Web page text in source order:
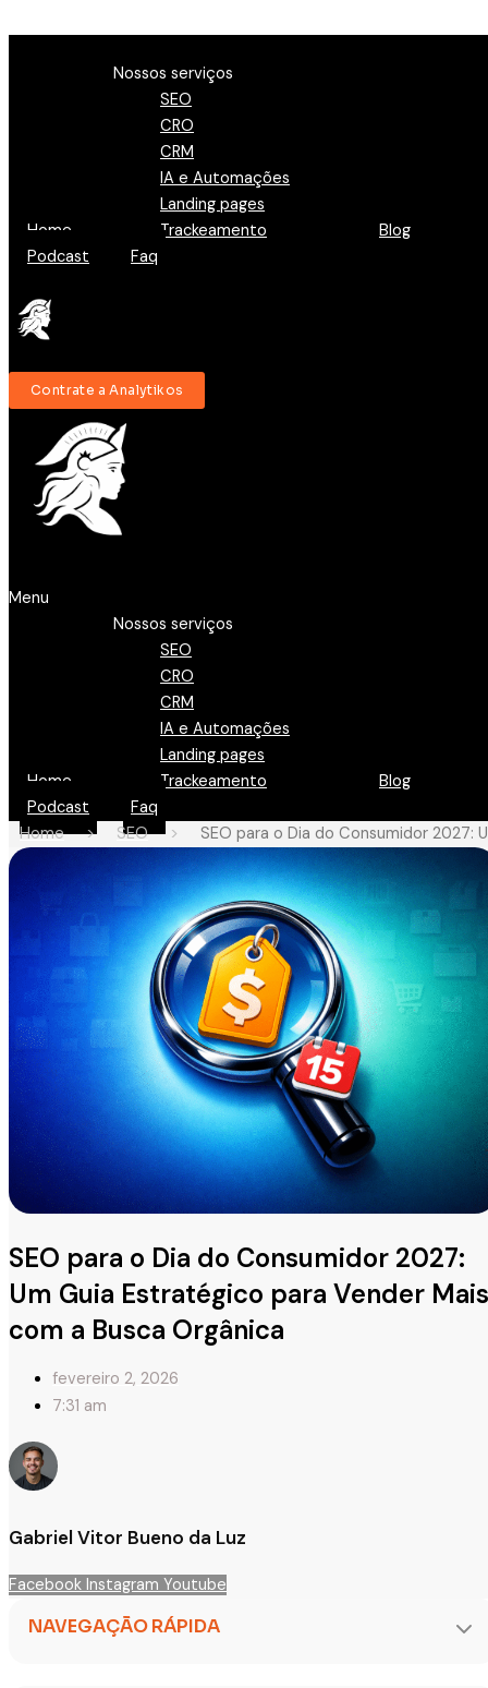
Home
Nossos serviços
SEO
CRO
CRM
IA e Automações
Landing pages
Trackeamento
Blog
Podcast
Faq
Contrate a Analytikos
Menu
Home
Nossos serviços
SEO
CRO
CRM
IA e Automações
Landing pages
Trackeamento
Blog
Podcast
Faq
Home
> SEO > SEO para o Dia do Consumidor 2027:
SEO para o Dia do Consumidor 2027:
Um Guia Estratégico para Vender Mais
com a Busca Orgânica
fevereiro 2, 2026
7:31 am
Gabriel Vitor Bueno da Luz
Facebook Instagram Youtube
NAVEGAÇÃO RÁPIDA